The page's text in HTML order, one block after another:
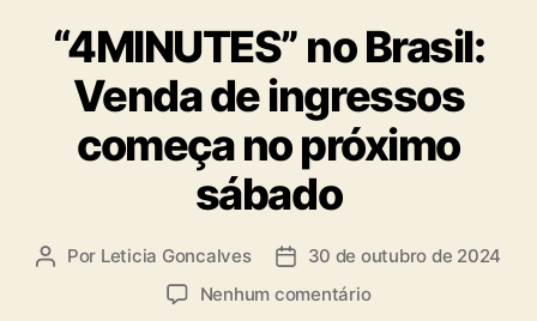
t
e
g
o
r
a
“4MINUTES” no Brasil:
Venda de ingressos
começa no próximo
sábado
A Por Leticia Goncalves
D 30 de outubro de 2024
Nenhum comentárioe